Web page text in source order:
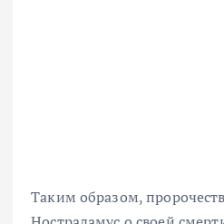
Таким образом,